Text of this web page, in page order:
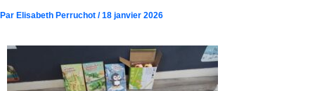
Par Elisabeth Perruchot /18 janvier 2026